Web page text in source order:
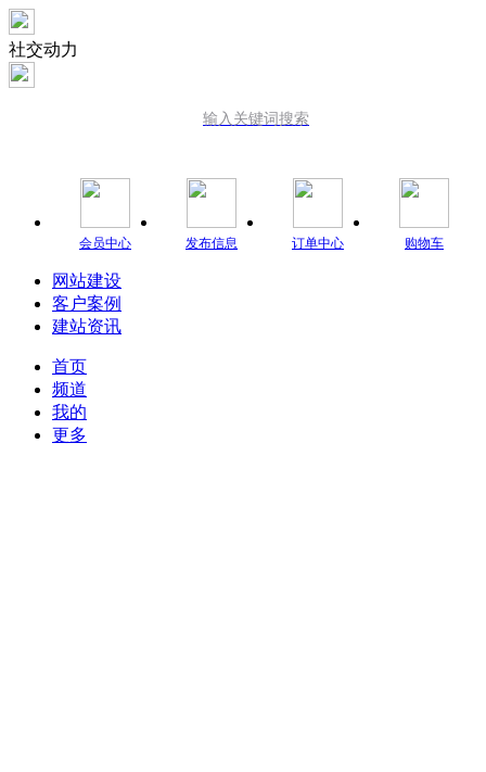
社交动力
输入关键词搜索
会员中心 发布信息 订单中心 购物车
网站建设
客户案例
建站资讯
首页
频道
我的
更多